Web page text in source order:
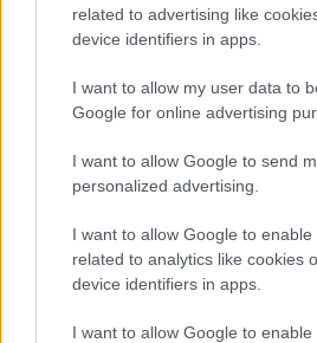
related to advertising like
device identifiers in apps.
I want to allow my user data to
Google for online advertising
I want to allow Google to send
personalized advertising.
I want to allow Google to enable
related to analytics like cookies
device identifiers in apps.
I want to allow Google to enable
Ilyen lehet a jövő F1-es
szerint